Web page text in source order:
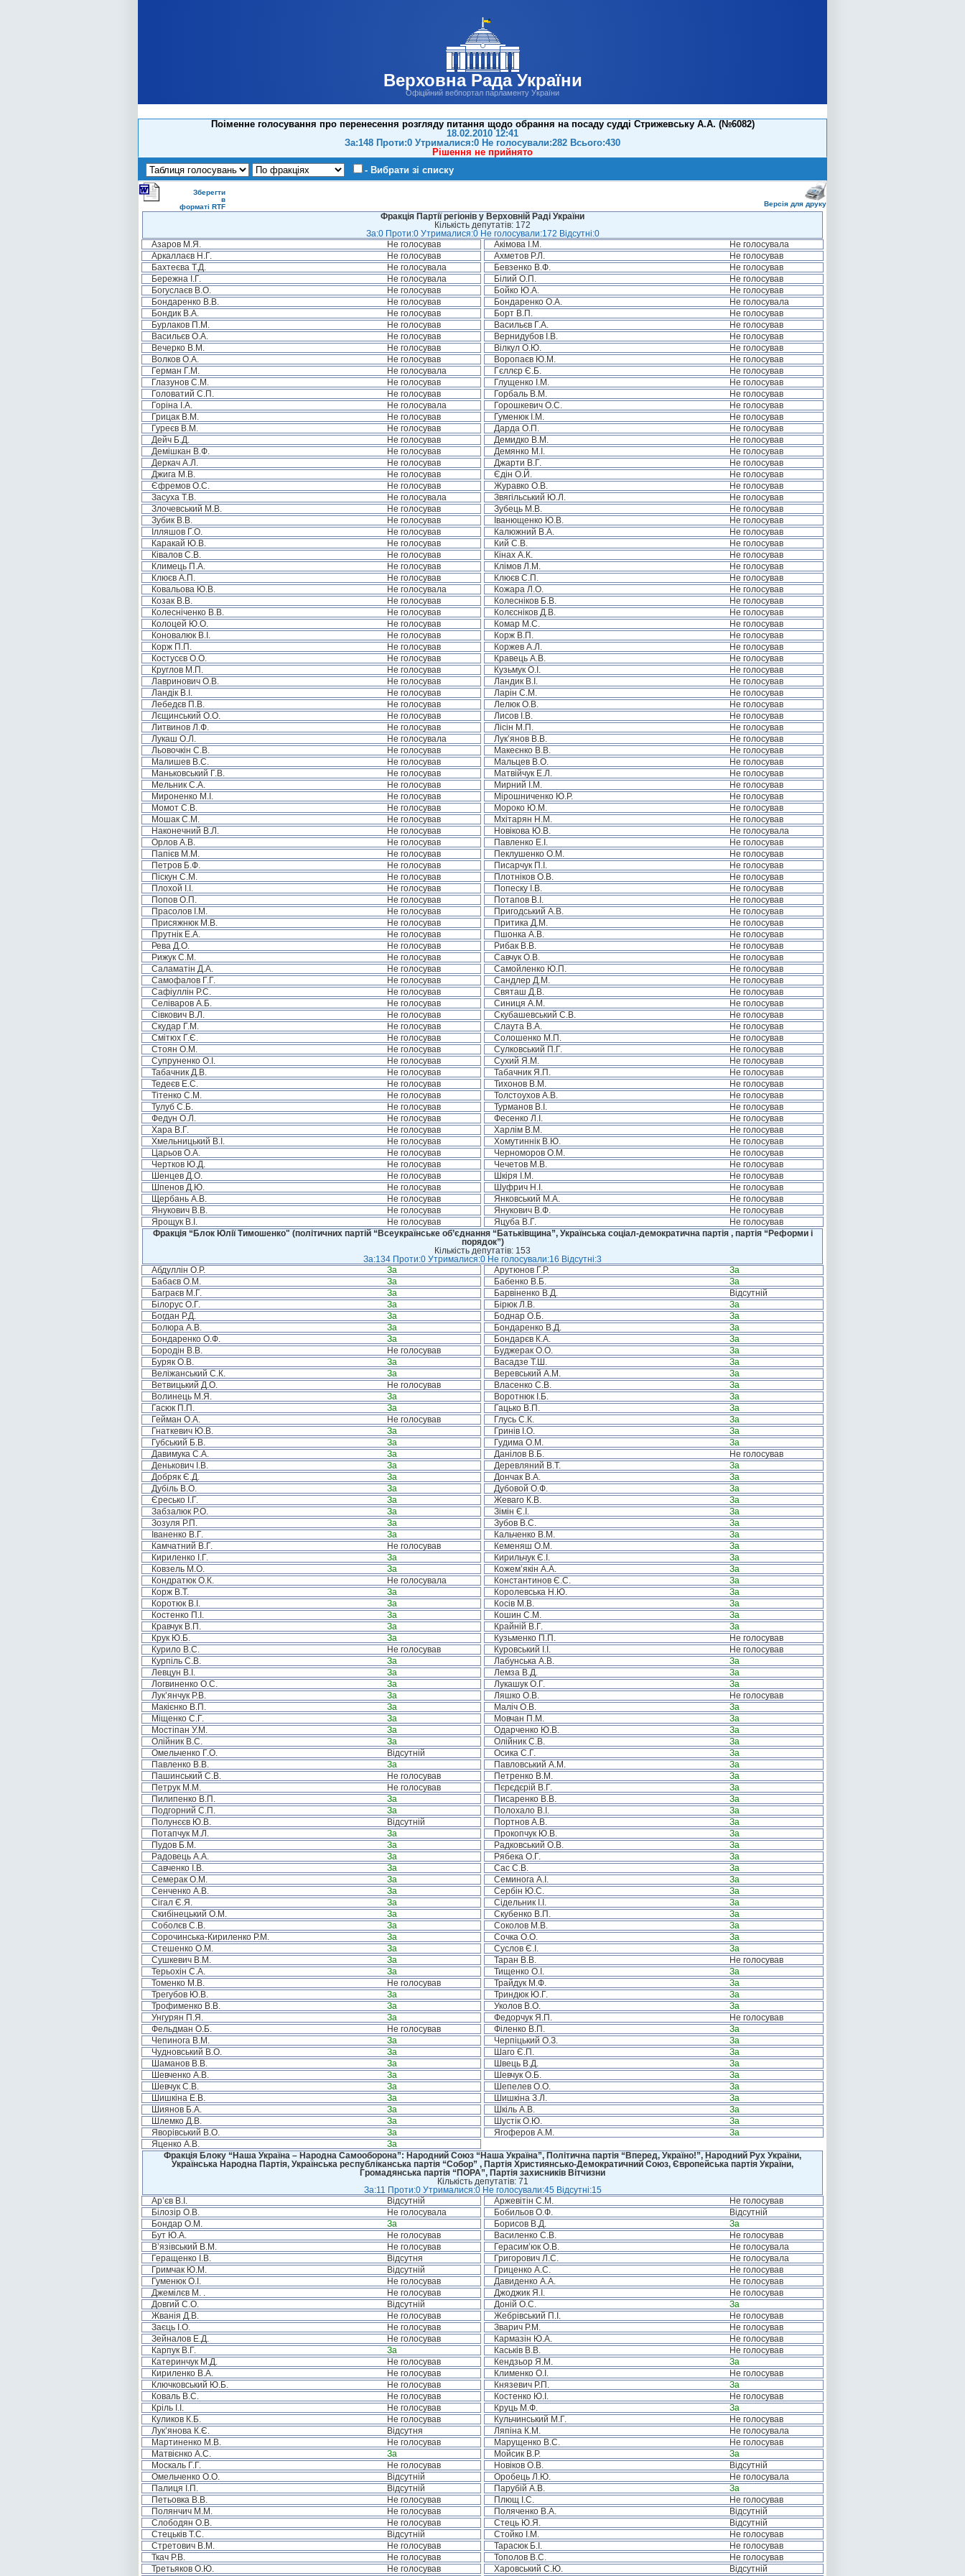
Верховна Рада України
Офіційний вебпортал парламенту України
Поіменне голосування про перенесення розгляду питання щодо обрання на посаду судді Стрижевську А.А. (№6082)
18.02.2010 12:41
За:148 Проти:0 Утрималися:0 Не голосували:282 Всього:430
Рішення не прийнято
- Вибрати зі списку
Зберегти
в
форматі RTF
Версія для друку
Фракція Партії регіонів у Верховній Раді України
Кількість депутатів: 172
За:0 Проти:0 Утрималися:0 Не голосували:172 Відсутні:0
Азаров М.Я.
Не голосував Акімова І.М.
Не голосувала
Аркаллаєв Н.Г.
Не голосував Ахметов Р.Л.
Не голосував
Бахтеєва Т.Д.
Не голосувала Бевзенко В.Ф.
Не голосував
Бережна І.Г.
Не голосувала Білий О.П.
Не голосував
Богуслаєв В.О.
Не голосував Бойко Ю.А.
Не голосував
Бондаренко В.В.
Не голосував Бондаренко О.А.
Не голосувала
Бондик В.А.
Не голосував Борт В.П.
Не голосував
Бурлаков П.М.
Не голосував Васильєв Г.А.
Не голосував
Васильєв О.А.
Не голосував Вернидубов І.В.
Не голосував
Вечерко В.М.
Не голосував Вілкул О.Ю.
Не голосував
Волков О.А.
Не голосував Воропаєв Ю.М.
Не голосував
Герман Г.М.
Не голосувала Гєллєр Є.Б.
Не голосував
Глазунов С.М.
Не голосував Глущенко І.М.
Не голосував
Головатий С.П.
Не голосував Горбаль В.М.
Не голосував
Горіна І.А.
Не голосувала Горошкевич О.С.
Не голосував
Грицак В.М.
Не голосував Гуменюк І.М.
Не голосував
Гуреєв В.М.
Не голосував Дарда О.П.
Не голосував
Дейч Б.Д.
Не голосував Демидко В.М.
Не голосував
Демішкан В.Ф.
Не голосував Демянко М.І.
Не голосував
Деркач А.Л.
Не голосував Джарти В.Г.
Не голосував
Джига М.В.
Не голосував Єдін О.Й.
Не голосував
Єфремов О.С.
Не голосував Журавко О.В.
Не голосував
Засуха Т.В.
Не голосувала Звягільський Ю.Л.
Не голосував
Злочевський М.В.
Не голосував Зубець М.В.
Не голосував
Зубик В.В.
Не голосував Іванющенко Ю.В.
Не голосував
Ілляшов Г.О.
Не голосував Калюжний В.А.
Не голосував
Каракай Ю.В.
Не голосував Кий С.В.
Не голосував
Ківалов С.В.
Не голосував Кінах А.К.
Не голосував
Климець П.А.
Не голосував Клімов Л.М.
Не голосував
Клюєв А.П.
Не голосував Клюєв С.П.
Не голосував
Ковальова Ю.В.
Не голосувала Кожара Л.О.
Не голосував
Козак В.В.
Не голосував Колесніков Б.В.
Не голосував
Колесніченко В.В.
Не голосував Колєсніков Д.В.
Не голосував
Колоцей Ю.О.
Не голосував Комар М.С.
Не голосував
Коновалюк В.І.
Не голосував Корж В.П.
Не голосував
Корж П.П.
Не голосував Коржев А.Л.
Не голосував
Костусєв О.О.
Не голосував Кравець А.В.
Не голосував
Круглов М.П.
Не голосував Кузьмук О.І.
Не голосував
Лавринович О.В.
Не голосував Ландик В.І.
Не голосував
Ландік В.І.
Не голосував Ларін С.М.
Не голосував
Лебедєв П.В.
Не голосував Лелюк О.В.
Не голосував
Лєщинський О.О.
Не голосував Лисов І.В.
Не голосував
Литвинов Л.Ф.
Не голосував Лісін М.П.
Не голосував
Лукаш О.Л.
Не голосувала Лук’янов В.В.
Не голосував
Льовочкін С.В.
Не голосував Макеєнко В.В.
Не голосував
Малишев В.С.
Не голосував Мальцев В.О.
Не голосував
Маньковський Г.В.
Не голосував Матвійчук Е.Л.
Не голосував
Мельник С.А.
Не голосував Мирний І.М.
Не голосував
Мироненко М.І.
Не голосував Мірошниченко Ю.Р.
Не голосував
Момот С.В.
Не голосував Мороко Ю.М.
Не голосував
Мошак С.М.
Не голосував Мхітарян Н.М.
Не голосував
Наконечний В.Л.
Не голосував Новікова Ю.В.
Не голосувала
Орлов А.В.
Не голосував Павленко Е.І.
Не голосував
Папієв М.М.
Не голосував Пеклушенко О.М.
Не голосував
Петров Б.Ф.
Не голосував Писарчук П.І.
Не голосував
Піскун С.М.
Не голосував Плотніков О.В.
Не голосував
Плохой І.І.
Не голосував Попеску І.В.
Не голосував
Попов О.П.
Не голосував Потапов В.І.
Не голосував
Прасолов І.М.
Не голосував Пригодський А.В.
Не голосував
Присяжнюк М.В.
Не голосував Притика Д.М.
Не голосував
Прутнік Е.А.
Не голосував Пшонка А.В.
Не голосував
Рева Д.О.
Не голосував Рибак В.В.
Не голосував
Рижук С.М.
Не голосував Савчук О.В.
Не голосував
Саламатін Д.А.
Не голосував Самойленко Ю.П.
Не голосував
Самофалов Г.Г.
Не голосував Сандлер Д.М.
Не голосував
Сафіуллін Р.С.
Не голосував Святаш Д.В.
Не голосував
Селіваров А.Б.
Не голосував Синиця А.М.
Не голосував
Сівкович В.Л.
Не голосував Скубашевський С.В.
Не голосував
Скудар Г.М.
Не голосував Слаута В.А.
Не голосував
Смітюх Г.Є.
Не голосував Солошенко М.П.
Не голосував
Стоян О.М.
Не голосував Сулковський П.Г.
Не голосував
Супруненко О.І.
Не голосував Сухий Я.М.
Не голосував
Табачник Д.В.
Не голосував Табачник Я.П.
Не голосував
Тедеєв Е.С.
Не голосував Тихонов В.М.
Не голосував
Тітенко С.М.
Не голосував Толстоухов А.В.
Не голосував
Тулуб С.Б.
Не голосував Турманов В.І.
Не голосував
Федун О.Л.
Не голосував Фесенко Л.І.
Не голосував
Хара В.Г.
Не голосував Харлім В.М.
Не голосував
Хмельницький В.І.
Не голосував Хомутиннік В.Ю.
Не голосував
Царьов О.А.
Не голосував Черноморов О.М.
Не голосував
Чертков Ю.Д.
Не голосував Чечетов М.В.
Не голосував
Шенцев Д.О.
Не голосував Шкіря І.М.
Не голосував
Шпенов Д.Ю.
Не голосував Шуфрич Н.І.
Не голосував
Щербань А.В.
Не голосував Янковський М.А.
Не голосував
Янукович В.В.
Не голосував Янукович В.Ф.
Не голосував
Ярощук В.І.
Не голосував Яцуба В.Г.
Не голосував
Фракція “Блок Юлії Тимошенко" (політичних партій “Всеукраїнське об’єднання “Батьківщина”, Українська соціал-демократична партія , партія “Реформи і
порядок”)
Кількість депутатів: 153
За:134 Проти:0 Утрималися:0 Не голосували:16 Відсутні:3
Абдуллін О.Р.
За Арутюнов Г.Р.
За
Бабаєв О.М.
За Бабенко В.Б.
За
Баграєв М.Г.
За Барвіненко В.Д.
Відсутній
Білорус О.Г.
За Бірюк Л.В.
За
Богдан Р.Д.
За Боднар О.Б.
За
Болюра А.В.
За Бондаренко В.Д.
За
Бондаренко О.Ф.
За Бондарєв К.А.
За
Бородін В.В.
Не голосував Буджерак О.О.
За
Буряк О.В.
За Васадзе Т.Ш.
За
Веліжанський С.К.
За Веревський А.М.
За
Ветвицький Д.О.
Не голосував Власенко С.В.
За
Волинець М.Я.
За Воротнюк І.Б.
За
Гасюк П.П.
За Гацько В.П.
За
Гейман О.А.
Не голосував Глусь С.К.
За
Гнаткевич Ю.В.
За Гринів І.О.
За
Губський Б.В.
За Гудима О.М.
За
Давимука С.А.
За Данілов В.Б.
Не голосував
Денькович І.В.
За Деревляний В.Т.
За
Добряк Є.Д.
За Дончак В.А.
За
Дубіль В.О.
За Дубовой О.Ф.
За
Єресько І.Г.
За Жеваго К.В.
За
Забзалюк Р.О.
За Зімін Є.І.
За
Зозуля Р.П.
За Зубов В.С.
За
Іваненко В.Г.
За Кальченко В.М.
За
Камчатний В.Г.
Не голосував Кеменяш О.М.
За
Кириленко І.Г.
За Кирильчук Є.І.
За
Ковзель М.О.
За Кожем’якін А.А.
За
Кондратюк О.К.
Не голосувала Константинов Є.С.
За
Корж В.Т.
За Королевська Н.Ю.
За
Коротюк В.І.
За Косів М.В.
За
Костенко П.І.
За Кошин С.М.
За
Кравчук В.П.
За Крайній В.Г.
За
Крук Ю.Б.
За Кузьменко П.П.
Не голосував
Курило В.С.
Не голосував Куровський І.І.
Не голосував
Курпіль С.В.
За Лабунська А.В.
За
Левцун В.І.
За Лемза В.Д.
За
Логвиненко О.С.
За Лукашук О.Г.
За
Лук’янчук Р.В.
За Ляшко О.В.
Не голосував
Макієнко В.П.
За Маліч О.В.
За
Міщенко С.Г.
За Мовчан П.М.
За
Мостіпан У.М.
За Одарченко Ю.В.
За
Олійник В.С.
За Олійник С.В.
За
Омельченко Г.О.
Відсутній Осика С.Г.
За
Павленко В.В.
За Павловський А.М.
За
Пашинський С.В.
Не голосував Петренко В.М.
За
Петрук М.М.
Не голосував Пєрєдєрій В.Г.
За
Пилипенко В.П.
За Писаренко В.В.
За
Подгорний С.П.
За Полохало В.І.
За
Полунєєв Ю.В.
Відсутній Портнов А.В.
За
Потапчук М.Л.
За Прокопчук Ю.В.
За
Пудов Б.М.
За Радковський О.В.
За
Радовець А.А.
За Рябека О.Г.
За
Савченко І.В.
За Сас С.В.
За
Семерак О.М.
За Семинога А.І.
За
Сенченко А.В.
За Сербін Ю.С.
За
Сігал Є.Я.
За Сідельник І.І.
За
Скибінецький О.М.
За Скубенко В.П.
За
Соболєв С.В.
За Соколов М.В.
За
Сорочинська-Кириленко Р.М.
За Сочка О.О.
За
Стешенко О.М.
За Суслов Є.І.
За
Сушкевич В.М.
За Таран В.В.
Не голосував
Терьохін С.А.
За Тищенко О.І.
За
Томенко М.В.
Не голосував Трайдук М.Ф.
За
Трегубов Ю.В.
За Триндюк Ю.Г.
За
Трофименко В.В.
За Уколов В.О.
За
Унгурян П.Я.
За Федорчук Я.П.
Не голосував
Фельдман О.Б.
Не голосував Філенко В.П.
За
Чепинога В.М.
За Черпіцький О.З.
За
Чудновський В.О.
За Шаго Є.П.
За
Шаманов В.В.
За Швець В.Д.
За
Шевченко А.В.
За Шевчук О.Б.
За
Шевчук С.В.
За Шепелев О.О.
За
Шишкіна Е.В.
За Шишкіна З.Л.
За
Шиянов Б.А.
За Шкіль А.В.
За
Шлемко Д.В.
За Шустік О.Ю.
За
Яворівський В.О.
За Ягоферов А.М.
За
Яценко А.В.
За
Фракція Блоку “Наша Україна – Народна Самооборона”: Народний Союз “Наша Україна”, Політична партія “Вперед, Україно!”, Народний Рух України,
Українська Народна Партія, Українська республіканська партія “Собор” , Партія Християнсько-Демократичний Союз, Європейська партія України,
Громадянська партія “ПОРА”, Партія захисників Вітчизни
Кількість депутатів: 71
За:11 Проти:0 Утрималися:0 Не голосували:45 Відсутні:15
Ар’єв В.І.
Відсутній Аржевітін С.М.
Не голосував
Білозір О.В.
Не голосувала Бобильов О.Ф.
Відсутній
Бондар О.М.
За Борисов В.Д.
За
Бут Ю.А.
Не голосував Василенко С.В.
Не голосував
В’язівський В.М.
Не голосував Герасим’юк О.В.
Не голосувала
Геращенко І.В.
Відсутня Григорович Л.С.
Не голосувала
Гримчак Ю.М.
Відсутній Гриценко А.С.
Не голосував
Гуменюк О.І.
Не голосував Давиденко А.А.
Не голосував
Джемілєв М. .
Не голосував Джоджик Я.І.
Не голосував
Довгий С.О.
Відсутній Доній О.С.
За
Жванія Д.В.
Не голосував Жебрівський П.І.
Не голосував
Заєць І.О.
Не голосував Зварич Р.М.
Не голосував
Зейналов Е.Д.
Не голосував Кармазін Ю.А.
Не голосував
Карпук В.Г.
За Каськів В.В.
Не голосував
Катеринчук М.Д.
Не голосував Кендзьор Я.М.
За
Кириленко В.А.
Не голосував Клименко О.І.
Не голосував
Ключковський Ю.Б.
Не голосував Князевич Р.П.
За
Коваль В.С.
Не голосував Костенко Ю.І.
Не голосував
Кріль І.І.
Не голосував Круць М.Ф.
За
Куликов К.Б.
Не голосував Кульчинський М.Г.
Не голосував
Лук’янова К.Є.
Відсутня Ляпіна К.М.
Не голосувала
Мартиненко М.В.
Не голосував Марущенко В.С.
Не голосував
Матвієнко А.С.
За Мойсик В.Р.
За
Москаль Г.Г.
Не голосував Новіков О.В.
Відсутній
Омельченко О.О.
Відсутній Оробець Л.Ю.
Не голосувала
Палиця І.П.
Відсутній Парубій А.В.
За
Петьовка В.В.
Не голосував Плющ І.С.
Не голосував
Полянчич М.М.
Не голосував Поляченко В.А.
Відсутній
Слободян О.В.
Не голосував Стець Ю.Я.
Відсутній
Стецьків Т.С.
Відсутній Стойко І.М.
Не голосував
Стретович В.М.
Не голосував Тарасюк Б.І.
Не голосував
Ткач Р.В.
Не голосував Тополов В.С.
Не голосував
Третьяков О.Ю.
Не голосував Харовський С.Ю.
Відсутній